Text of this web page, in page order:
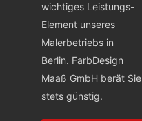
wichtiges Leistungs-
Element unseres
Malerbetriebs in
Berlin. FarbDesign
Maaß GmbH berät Sie
stets günstig.